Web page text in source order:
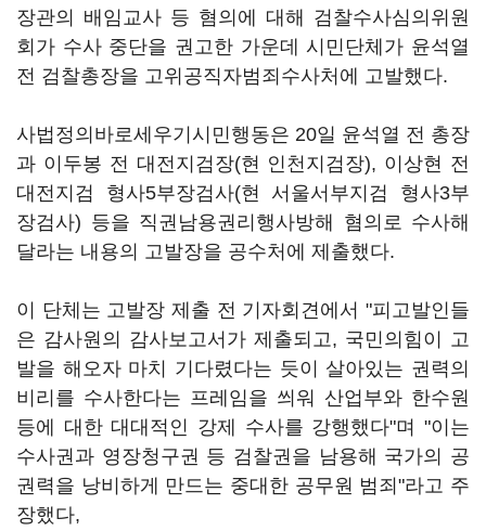
장관의 배임교사 등 혐의에 대해 검찰수사심의위원
회가 수사 중단을 권고한 가운데 시민단체가 윤석열
전 검찰총장을 고위공직자범죄수사처에 고발했다.
사법정의바로세우기시민행동은 20일 윤석열 전 총장
과 이두봉 전 대전지검장(현 인천지검장), 이상현 전
대전지검 형사5부장검사(현 서울서부지검 형사3부
장검사) 등을 직권남용권리행사방해 혐의로 수사해
달라는 내용의 고발장을 공수처에 제출했다.
이 단체는 고발장 제출 전 기자회견에서 "피고발인들
은 감사원의 감사보고서가 제출되고, 국민의힘이 고
발을 해오자 마치 기다렸다는 듯이 살아있는 권력의
비리를 수사한다는 프레임을 씌워 산업부와 한수원
등에 대한 대대적인 강제 수사를 강행했다"며 "이는
수사권과 영장청구권 등 검찰권을 남용해 국가의 공
권력을 낭비하게 만드는 중대한 공무원 범죄"라고 주
장했다,